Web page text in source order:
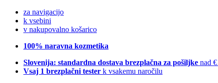
za navigacijo
k vsebini
v nakupovalno košarico
100% naravna kozmetika
Slovenija: standardna dostava brezplačna za pošiljke nad
Vsaj 1 brezplačni tester k vsakemu naročilu